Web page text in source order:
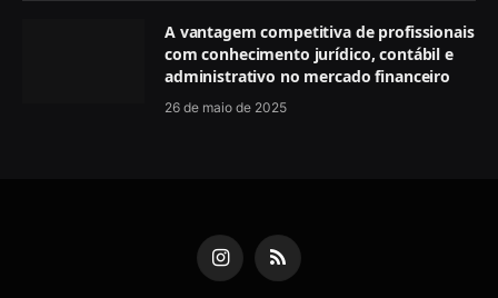
A vantagem competitiva de profissionais
com conhecimento jurídico, contábil e
administrativo no mercado financeiro
26 de maio de 2025
InstagramRSS